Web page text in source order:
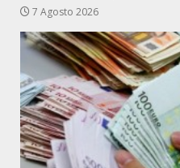
7 Agosto 2026